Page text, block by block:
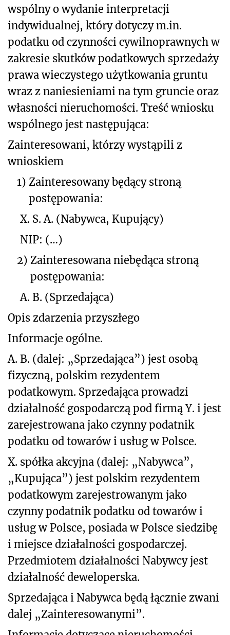
wspólny o wydanie interpretacji
indywidualnej, który dotyczy m.in.
podatku od czynności cywilnoprawnych w
zakresie skutków podatkowych sprzedaży
prawa wieczystego użytkowania gruntu
wraz z naniesieniami na tym gruncie oraz
własności nieruchomości. Treść wniosku
wspólnego jest następująca:
Zainteresowani, którzy wystąpili z
wnioskiem
1) Zainteresowany będący stroną
postępowania:
X. S. A. (Nabywca, Kupujący)
NIP: (…)
2) Zainteresowana niebędąca stroną
postępowania:
A. B. (Sprzedająca)
Opis zdarzenia przyszłego
Informacje ogólne.
A. B. (dalej: „Sprzedająca”) jest osobą
fizyczną, polskim rezydentem
podatkowym. Sprzedająca prowadzi
działalność gospodarczą pod firmą Y. i jest
zarejestrowana jako czynny podatnik
podatku od towarów i usług w Polsce.
X. spółka akcyjna (dalej: „Nabywca”,
„Kupująca”) jest polskim rezydentem
podatkowym zarejestrowanym jako
czynny podatnik podatku od towarów i
usług w Polsce, posiada w Polsce siedzibę
i miejsce działalności gospodarczej.
Przedmiotem działalności Nabywcy jest
działalność deweloperska.
Sprzedająca i Nabywca będą łącznie zwani
dalej „Zainteresowanymi”.